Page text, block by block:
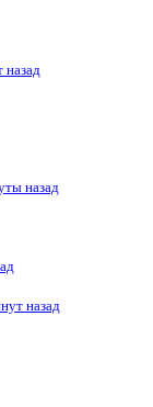
назад
назад
назад